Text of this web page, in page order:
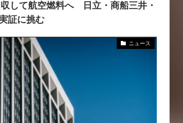
して航空燃料へ 日立・商船三井・
証に挑む
ニュース